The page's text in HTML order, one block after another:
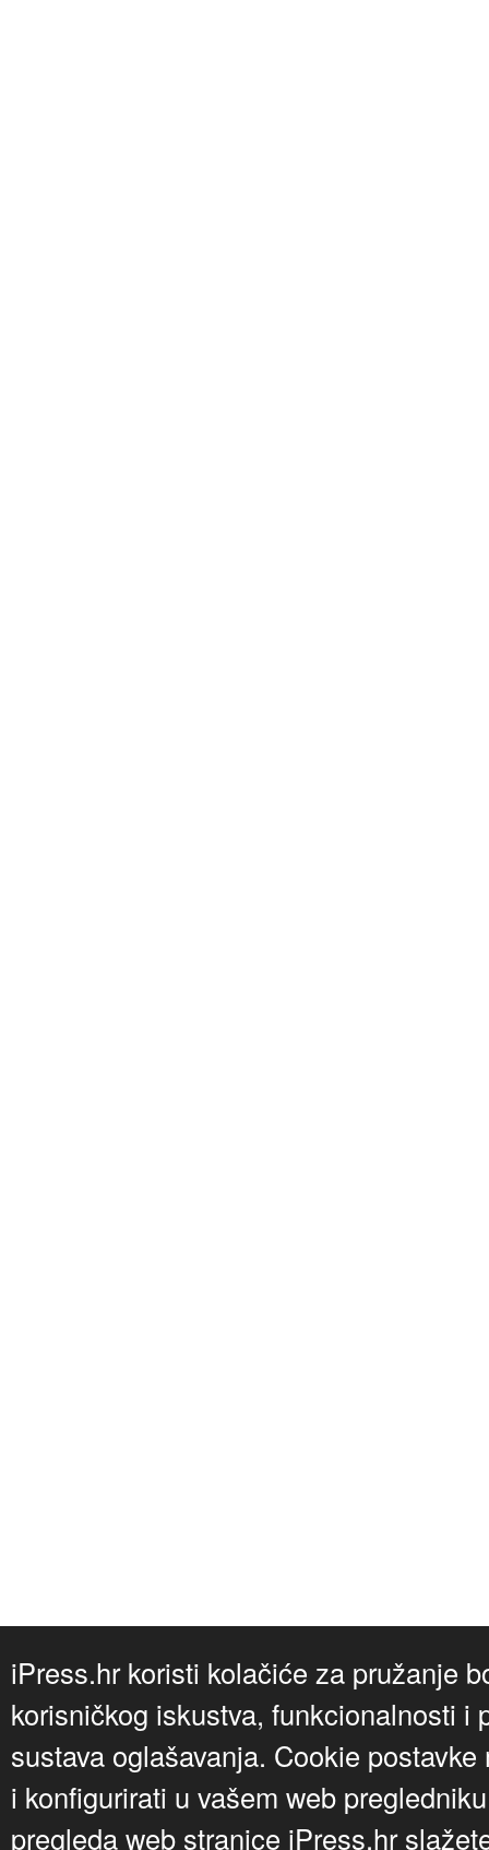
iPress.hr koristi kolačiće za pružanje
korisničkog iskustva, funkcionalnosti i
sustava oglašavanja. Cookie
i konfigurirati u vašem web
pregleda web stranice iPress.hr